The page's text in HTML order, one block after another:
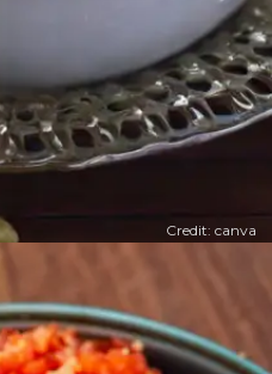
Credit: canva